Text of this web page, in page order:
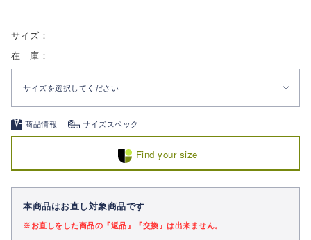
サイズ：
在 庫：
サイズを選択してください
商品情報 サイズスペック
Find your size
本商品はお直し対象商品です
※お直しをした商品の『返品』『交換』は出来ません。